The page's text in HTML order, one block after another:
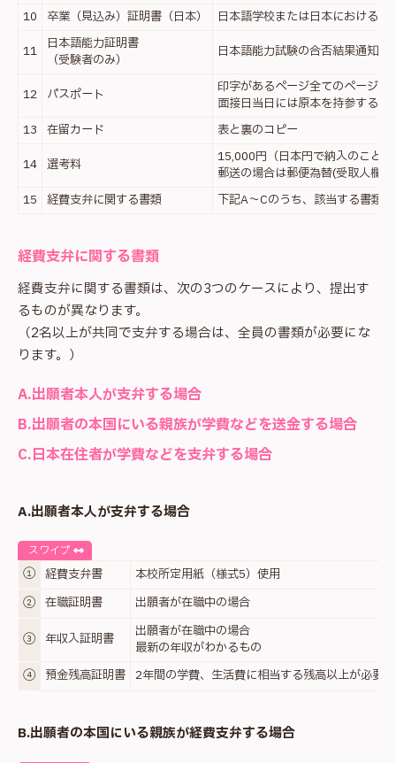
10
卒業（見込み）証明書（日本）
日本語学校または日本における
11
日本語能力証明書
（受験者のみ）
日本語能力試験の合否結果通知
12 パスポート
印字があるページ全てのページの
面接日当日には原本を持参するこ
13 在留カード
表と裏のコピー
14 選考料
15,000円（日本円で納入のこと
郵送の場合は郵便為替(受取人欄
15 経費支弁に関する書類 下記A～Cのうち、該当する書類
経費支弁に関する書類
経費支弁に関する書類は、次の3つのケースにより、提出す
るものが異なります。
（2名以上が共同で支弁する場合は、全員の書類が必要にな
ります。）
A.出願者本人が支弁する場合
B.出願者の本国にいる親族が学費などを送金する場合
C.日本在住者が学費などを支弁する場合
A.出願者本人が支弁する場合
スワイプ
① 経費支弁書 本校所定用紙（様式5）使用
② 在職証明書 出願者が在職中の場合
③ 年収入証明書
出願者が在職中の場合
最新の年収がわかるもの
④ 預金残高証明書 2年間の学費、生活費に相当する残高以上が必要
B.出願者の本国にいる親族が経費支弁する場合